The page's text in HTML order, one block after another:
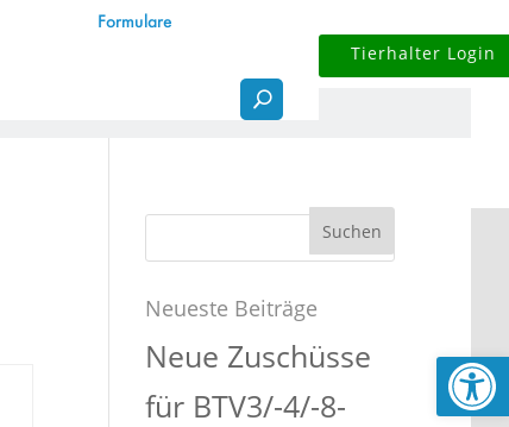
Formulare
Tierhalter Login
Suchen
nach:
Neueste Beiträge
Neue Zuschüsse
für BTV3/-4/-8-